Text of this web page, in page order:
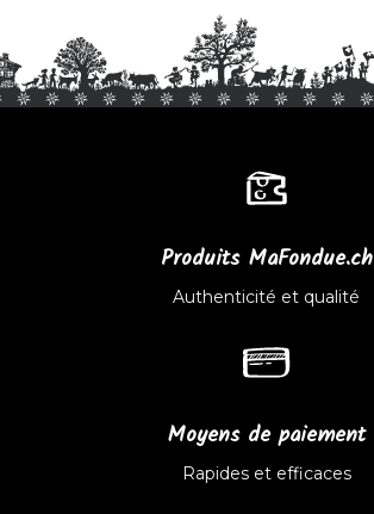
Produits MaFondue.ch
Authenticité et qualité
Moyens de paiement
Rapides et efficaces